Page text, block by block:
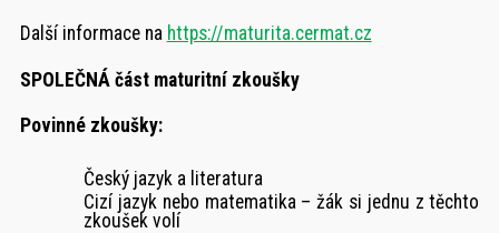
Další informace na https://maturita.cermat.cz
SPOLEČNÁ část maturitní zkoušky
Povinné zkoušky:
Český jazyk a literatura
Cizí jazyk nebo matematika – žák si jednu z těchto
zkoušek volí